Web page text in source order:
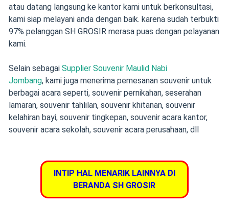
atau datang langsung ke kantor kami untuk berkonsultasi,
kami siap melayani anda dengan baik. karena sudah terbukti
97% pelanggan SH GROSIR merasa puas dengan pelayanan
kami.
Selain sebagai Supplier Souvenir Maulid Nabi
Jombang, kami juga menerima pemesanan souvenir untuk
berbagai acara seperti, souvenir pernikahan, seserahan
lamaran, souvenir tahlilan, souvenir khitanan, souvenir
kelahiran bayi, souvenir tingkepan, souvenir acara kantor,
souvenir acara sekolah, souvenir acara perusahaan, dll
INTIP HAL MENARIK LAINNYA DI
BERANDA SH GROSIR